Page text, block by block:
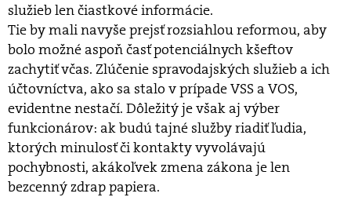
služieb len čiastkové informácie.
Tie by mali navyše prejsť rozsiahlou reformou, aby
bolo možné aspoň časť potenciálnych kšeftov
zachytiť včas. Zlúčenie spravodajských služieb a ich
účtovníctva, ako sa stalo v prípade VSS a VOS,
evidentne nestačí. Dôležitý je však aj výber
funkcionárov: ak budú tajné služby riadiť ľudia,
ktorých minulosť či kontakty vyvolávajú
pochybnosti, akákoľvek zmena zákona je len
bezcenný zdrap papiera.